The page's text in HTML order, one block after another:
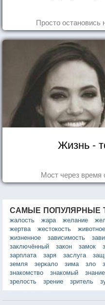
Просто остановись
Жизнь -
Мост через
САМЫЕ ПОПУЛЯРНЫЕ
жалость
жара желание
жертва
жестокость животное
жизненное
зависимость
заключённый
закон замок
зарплата
заря заслуга
земля
зеркало зима зло
знакомство
знакомый знание
зрелость
зрение зритель